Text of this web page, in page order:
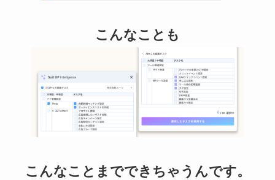
こんなことも
こんなことまでできちゃうんです。